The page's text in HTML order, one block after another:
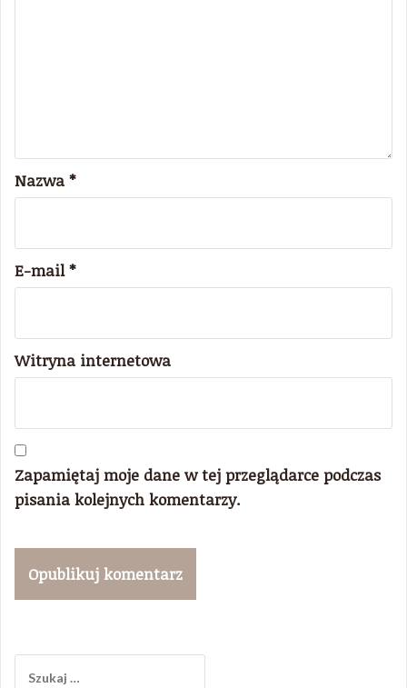
Nazwa *
E-mail*
Witryna internetowa
Zapamiętaj moje dane w tej przeglądarce podczas
pisania kolejnych komentarzy.